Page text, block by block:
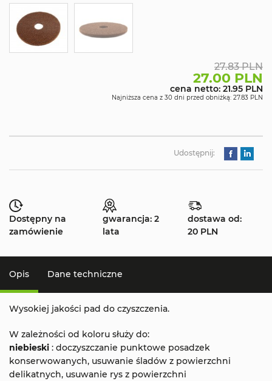
27.83 PLN
27.00 PLN
cena netto: 21.95 PLN
Najniższa cena z 30 dni przed obniżką: 27.83 PLN
Udostępnij:
Dostępny na
zamówienie
gwarancja: 2
lata
dostawa od:
20 PLN
Opis Dane techniczne
Wysokiej jakości pad do czyszczenia.
W zależności od koloru służy do:
niebieski : doczyszczanie punktowe posadzek
konserwowanych, usuwanie śladów z powierzchni
delikatnych, usuwanie rys z powierzchni